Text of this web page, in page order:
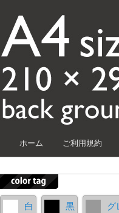
メインコンテンツへ
サブコンテンツへ移動
ホーム ご利用規約
白 黒 グ